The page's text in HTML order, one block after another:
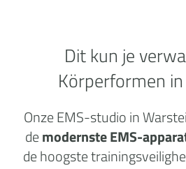
Dit kun je
Körperformen
Onze EMS-studio in
demodernste EMS-
de hoogste